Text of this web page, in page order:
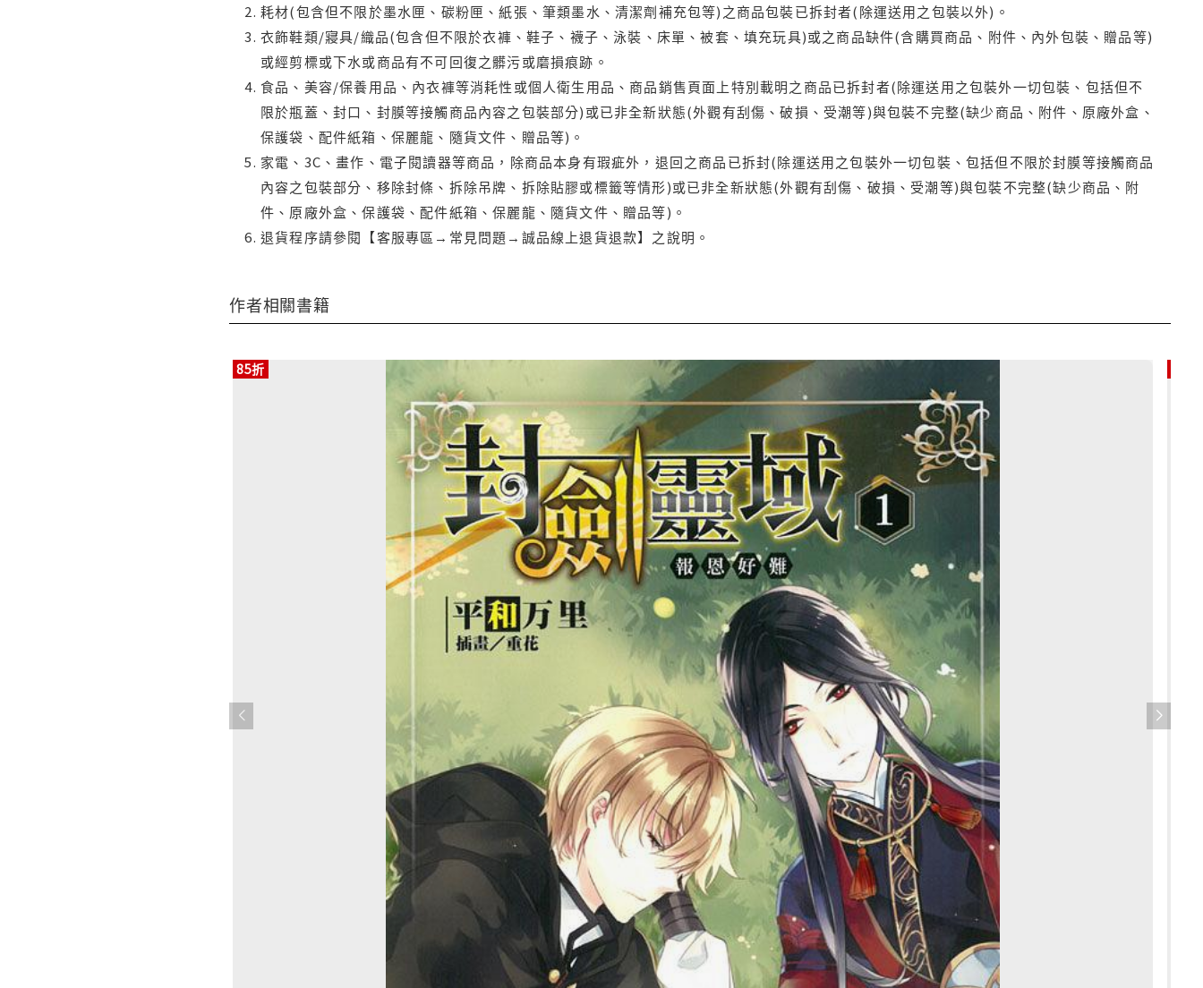
耗材(包含但不限於墨水匣、碳粉匣、紙張、筆類墨水、清潔劑補充包等)之商品包裝已拆封者(除運送用之包裝以外)。
衣飾鞋類/寢具/織品(包含但不限於衣褲、鞋子、襪子、泳裝、床單、被套、填充玩具)或之商品缺件(含購買商品、附件、內外包裝、贈品等)
或經剪標或下水或商品有不可回復之髒污或磨損痕跡。
食品、美容/保養用品、內衣褲等消耗性或個人衛生用品、商品銷售頁面上特別載明之商品已拆封者(除運送用之包裝外一切包裝、包括但不
限於瓶蓋、封口、封膜等接觸商品內容之包裝部分)或已非全新狀態(外觀有刮傷、破損、受潮等)與包裝不完整(缺少商品、附件、原廠外盒、
保護袋、配件紙箱、保麗龍、隨貨文件、贈品等)。
家電、3C、畫作、電子閱讀器等商品，除商品本身有瑕疵外，退回之商品已拆封(除運送用之包裝外一切包裝、包括但不限於封膜等接觸商品
內容之包裝部分、移除封條、拆除吊牌、拆除貼膠或標籤等情形)或已非全新狀態(外觀有刮傷、破損、受潮等)與包裝不完整(缺少商品、附
件、原廠外盒、保護袋、配件紙箱、保麗龍、隨貨文件、贈品等)。
退貨程序請參閱【客服專區→常見問題→誠品線上退貨退款】之說明。
作者相關書籍
85折